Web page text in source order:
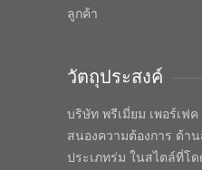
ลูกค้า
วัตถุประสงค์
บริษัท พรีเมี่ยม เพอร์เฟ
สนองความต้องการ ด้า
ประเภทร่ม ในสไตล์ที่โ